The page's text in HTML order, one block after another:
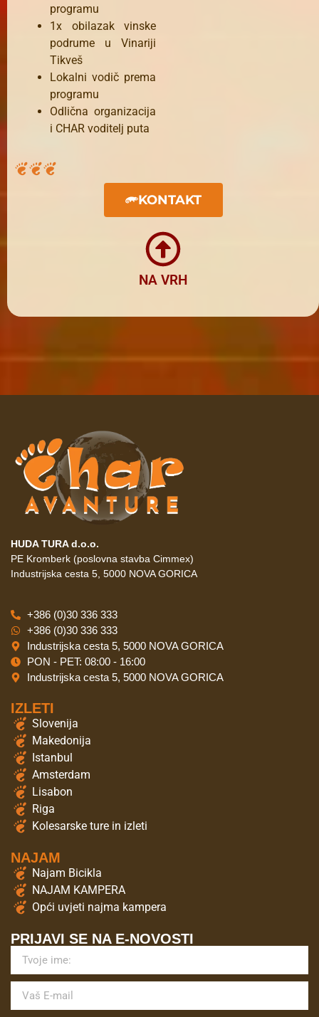
programu
1x obilazak vinske
podrume u Vinariji
Tikveš
Lokalni vodič prema
programu
Odlična organizacija
i CHAR voditelj puta
KONTAKT
NA VRH
HUDA TURA d.o.o.
PE Kromberk (poslovna stavba Cimmex)
Industrijska cesta 5, 5000 NOVA GORICA
+386 (0)30 336 333
+386 (0)30 336 333
Industrijska cesta 5, 5000 NOVA GORICA
PON - PET: 08:00 - 16:00
Industrijska cesta 5, 5000 NOVA GORICA
IZLETI
Slovenija
Makedonija
Istanbul
Amsterdam
Lisabon
Riga
Kolesarske ture in izleti
NAJAM
Najam Bicikla
NAJAM KAMPERA
Opći uvjeti najma kampera
PRIJAVI SE NA E-NOVOSTI